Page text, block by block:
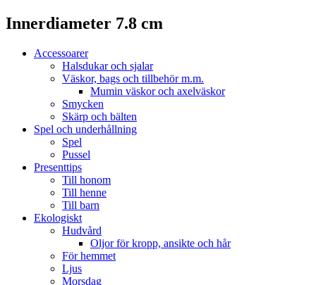
Innerdiameter 7.8 cm
Accessoarer
Halsdukar och sjalar
Väskor, bags och tillbehör m.m.
Mumin väskor och axelväskor
Smycken
Skärp och bälten
Spel och underhållning
Spel
Pussel
Presenttips
Till honom
Till henne
Till barn
Ekologiskt
Hudvård
Oljor för kropp, ansikte och hår
För hemmet
Ljus
Morsdag